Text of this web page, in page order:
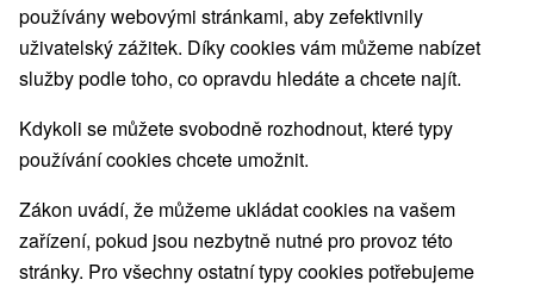
O ZAŘÍZENÍ VYBAVENÍ
používány webovými stránkami, aby zefektivnily
uživatelský zážitek. Díky cookies vám můžeme nabízet
služby podle toho, co opravdu hledáte a chcete najít.
Kdykoli se můžete svobodně rozhodnout, které typy
používání cookies chcete umožnit.
Zákon uvádí, že můžeme ukládat cookies na vašem
zařízení, pokud jsou nezbytně nutné pro provoz této
stránky. Pro všechny ostatní typy cookies potřebujeme